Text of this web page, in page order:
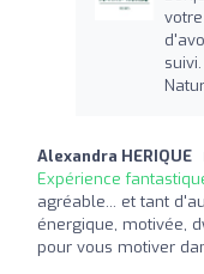
Alexandra HERIQUE
Expérience
agréable... et tant
énergique, motivée,
pour vous motiver